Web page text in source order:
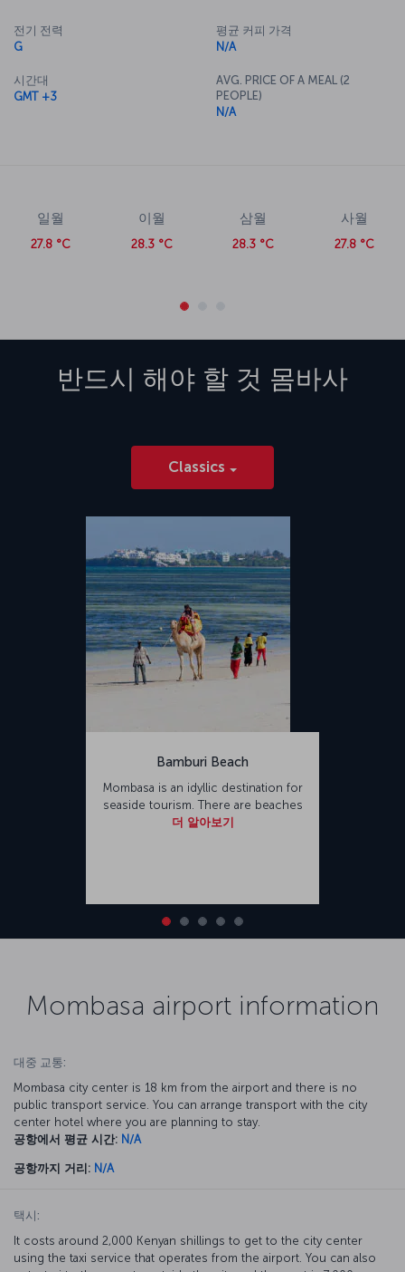
전기 전력
G
시간대
GMT +3
평균 커피 가격
N/A
AVG. PRICE OF A MEAL (2
PEOPLE)
N/A
일월
27.8 °C
이월
28.3 °C
삼월
28.3 °C
사월
27.8 °C
반드시 해야 할 것 몸바사
Classics
Bamburi Beach
Mombasa is an idyllic destination for
seaside tourism. There are beaches
더 알아보기
Mombasa airport information
대중 교통:
Mombasa city center is 18 km from the airport and there is no
public transport service. You can arrange transport with the city
center hotel where you are planning to stay.
공항에서 평균 시간: N/A
공항까지 거리: N/A
택시:
It costs around 2,000 Kenyan shillings to get to the city center
using the taxi service that operates from the airport. You can also